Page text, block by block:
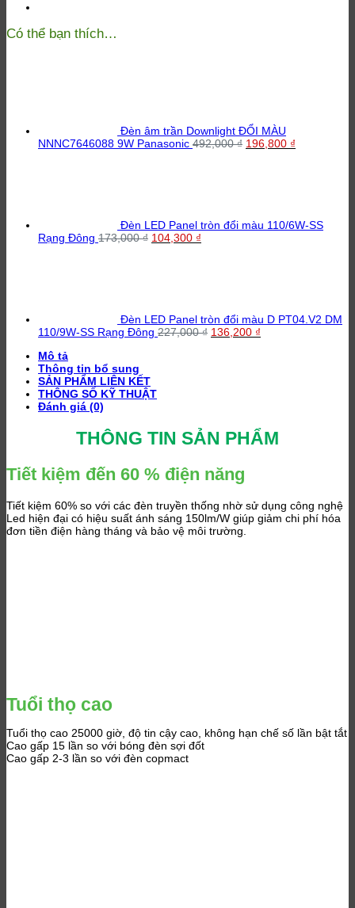
Có thể bạn thích…
Đèn âm trần Downlight ĐỔI MÀU
NNNC7646088 9W Panasonic 492,000₫ Giá
196,800 ₫
Đèn LED Panel tròn đổi màu 110/6W-SS
Rạng Đông 173,000₫ Giá
104,300 ₫
Đèn LED Panel tròn đổi màu D PT04.V2 DM
110/9W-SS Rạng Đông 227,000₫ Giá
136,200 ₫
Mô tả
Thông tin bổ sung
SẢN PHẨM LIÊN KẾT
THÔNG SỐ KỸ THUẬT
Đánh giá (0)
THÔNG TIN SẢN PHẨM
Tiết kiệm đến 60 % điện năng
Tiết kiệm 60% so với các đèn truyền thống nhờ sử dụng công nghệ
Led hiện đại có hiệu suất ánh sáng 150lm/W giúp giảm chi phí hóa
đơn tiền điện hàng tháng và bảo vệ môi trường.
Tuổi thọ cao
Tuổi thọ cao 25000 giờ, độ tin cậy cao, không hạn chế số lần bật tắt
Cao gấp 15 lần so với bóng đèn sợi đốt
Cao gấp 2-3 lần so với đèn copmact